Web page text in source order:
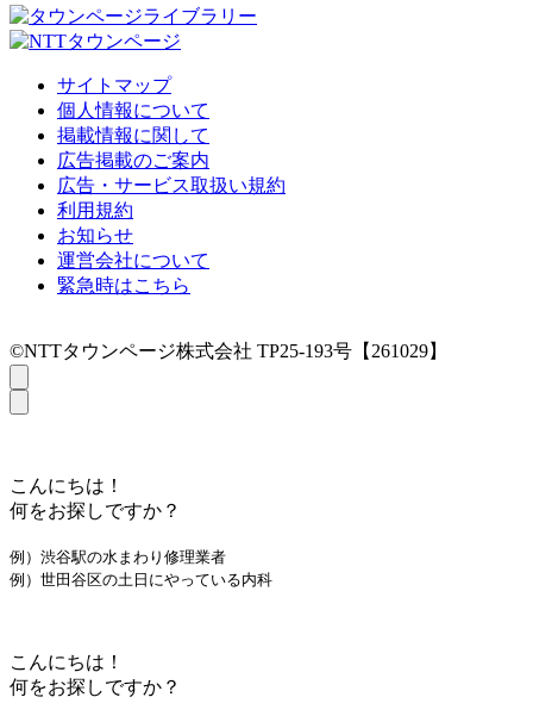
サイトマップ
個人情報について
掲載情報に関して
広告掲載のご案内
広告・サービス取扱い規約
利用規約
お知らせ
運営会社について
緊急時はこちら
©NTTタウンページ株式会社 TP25-193号【261029】
こんにちは！
何をお探しですか？
例）渋谷駅の水まわり修理業者
例）世田谷区の土日にやっている内科
こんにちは！
何をお探しですか？